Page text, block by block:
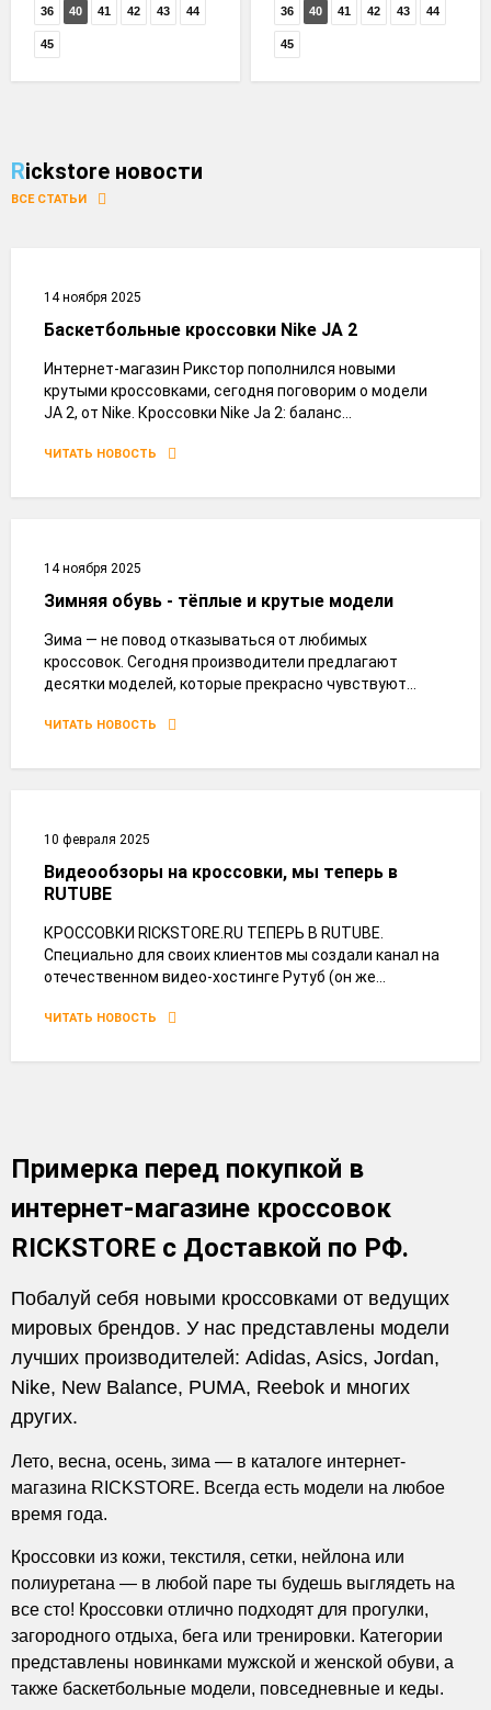
36 40 41 42 43 44
45
36 40 41 42 43 44
45
Rickstore новости
ВСЕ СТАТЬИ
14 ноября 2025
Баскетбольные кроссовки Nike JA 2
Интернет-магазин Рикстор пополнился новыми
крутыми кроссовками, сегодня поговорим о модели
JA 2, от Nike. Кроссовки Nike Ja 2: баланс...
ЧИТАТЬ НОВОСТЬ
14 ноября 2025
Зимняя обувь - тёплые и крутые модели
Зима — не повод отказываться от любимых
кроссовок. Сегодня производители предлагают
десятки моделей, которые прекрасно чувствуют...
ЧИТАТЬ НОВОСТЬ
10 февраля 2025
Видеообзоры на кроссовки, мы теперь в
RUTUBE
КРОССОВКИ RICKSTORE.RU ТЕПЕРЬ В RUTUBE.
Специально для своих клиентов мы создали канал на
отечественном видео-хостинге Рутуб (он же...
ЧИТАТЬ НОВОСТЬ
Примерка перед покупкой в
интернет-магазине кроссовок
RICKSTORE с Доставкой по РФ.
Побалуй себя новыми кроссовками от ведущих
мировых брендов. У нас представлены модели
лучших производителей: Adidas, Asics, Jordan,
Nike, New Balance, PUMA, Reebok и многих
других.
Лето, весна, осень, зима — в каталоге интернет-
магазина RICKSTORE. Всегда есть модели на любое
время года.
Кроссовки из кожи, текстиля, сетки, нейлона или
полиуретана — в любой паре ты будешь выглядеть на
все сто! Кроссовки отлично подходят для прогулки,
загородного отдыха, бега или тренировки. Категории
представлены новинками мужской и женской обуви, а
также баскетбольные модели, повседневные и кеды.